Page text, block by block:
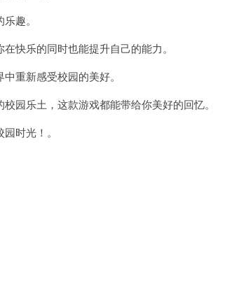
趣。
乐的同时也能提升自己的能力。
新感受校园的美好。
乐土，这款游戏都能带给你美好的回忆。
时光！。